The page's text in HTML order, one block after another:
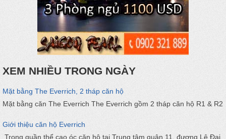
XEM NHIỀU TRONG NGÀY
Mặt bằng The Everrich, 2 tháp căn hộ
Mặt bằng căn The Everrich The Everrich gồm 2 tháp căn hộ R1 & R2
Giới thiệu căn hộ Everrich
Trong quần thể cao óc căn hộ tại Trung tâm quận 11, đương Lê Đại